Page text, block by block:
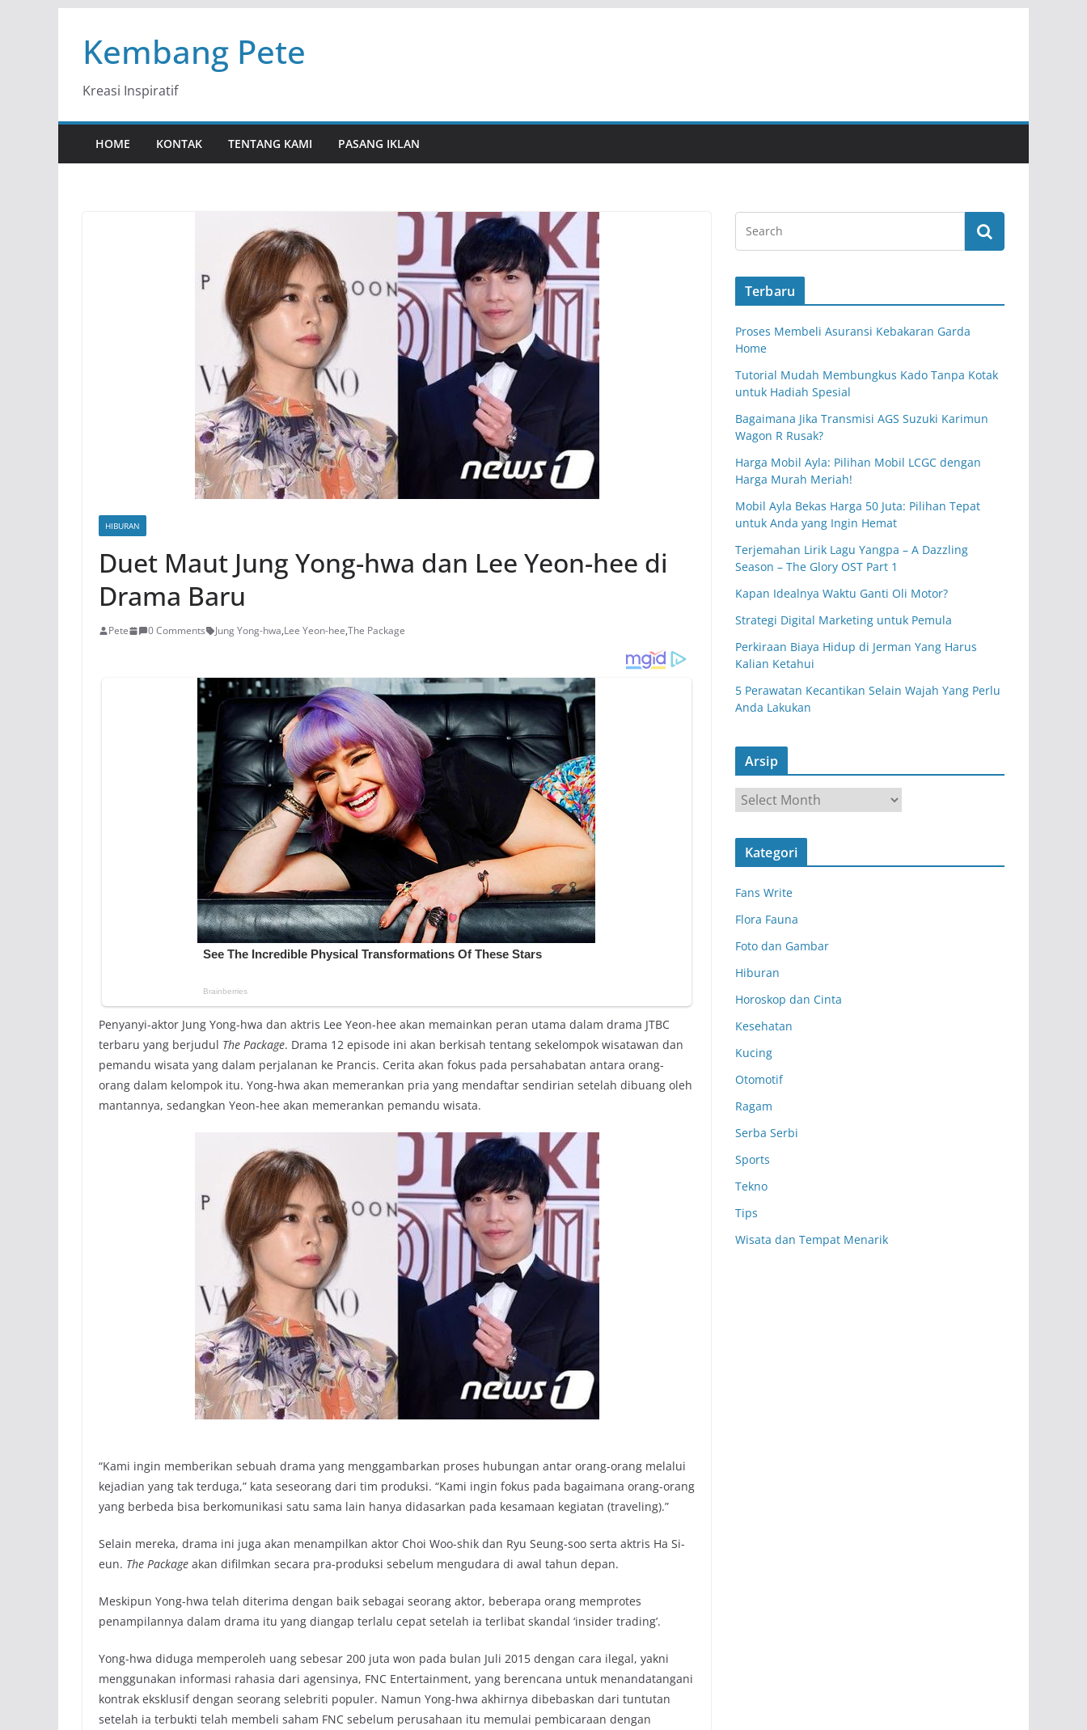
contentKembang Pete
Kreasi Inspiratif
HOME KONTAK TENTANG KAMI PASANG IKLAN
HIBURAN
Duet Maut Jung Yong-hwa dan Lee Yeon-hee di
Drama Baru
Pete 0 Comments Jung Yong-hwa,Lee Yeon-hee,The Package
Penyanyi-aktor Jung Yong-hwa dan aktris Lee Yeon-hee akan memainkan peran utama dalam drama JTBC
terbaru yang berjudul The Package. Drama 12 episode ini akan berkisah tentang sekelompok wisatawan dan
pemandu wisata yang dalam perjalanan ke Prancis. Cerita akan fokus pada persahabatan antara orang-
orang dalam kelompok itu. Yong-hwa akan memerankan pria yang mendaftar sendirian setelah dibuang oleh
mantannya, sedangkan Yeon-hee akan memerankan pemandu wisata.
“Kami ingin memberikan sebuah drama yang menggambarkan proses hubungan antar orang-orang melalui
kejadian yang tak terduga,” kata seseorang dari tim produksi. “Kami ingin fokus pada bagaimana orang-orang
yang berbeda bisa berkomunikasi satu sama lain hanya didasarkan pada kesamaan kegiatan (traveling).”
Selain mereka, drama ini juga akan menampilkan aktor Choi Woo-shik dan Ryu Seung-soo serta aktris Ha Si-
eun. The Package akan difilmkan secara pra-produksi sebelum mengudara di awal tahun depan.
Meskipun Yong-hwa telah diterima dengan baik sebagai seorang aktor, beberapa orang memprotes
penampilannya dalam drama itu yang diangap terlalu cepat setelah ia terlibat skandal ‘insider trading’.
Yong-hwa diduga memperoleh uang sebesar 200 juta won pada bulan Juli 2015 dengan cara ilegal, yakni
menggunakan informasi rahasia dari agensinya, FNC Entertainment, yang berencana untuk menandatangani
kontrak eksklusif dengan seorang selebriti populer. Namun Yong-hwa akhirnya dibebaskan dari tuntutan
setelah ia terbukti telah membeli saham FNC sebelum perusahaan itu memulai pembicaraan dengan
Terbaru
Proses Membeli Asuransi Kebakaran Garda
Home
Tutorial Mudah Membungkus Kado Tanpa Kotak
untuk Hadiah Spesial
Bagaimana Jika Transmisi AGS Suzuki Karimun
Wagon R Rusak?
Harga Mobil Ayla: Pilihan Mobil LCGC dengan
Harga Murah Meriah!
Mobil Ayla Bekas Harga 50 Juta: Pilihan Tepat
untuk Anda yang Ingin Hemat
Terjemahan Lirik Lagu Yangpa – A Dazzling
Season – The Glory OST Part 1
Kapan Idealnya Waktu Ganti Oli Motor?
Strategi Digital Marketing untuk Pemula
Perkiraan Biaya Hidup di Jerman Yang Harus
Kalian Ketahui
5 Perawatan Kecantikan Selain Wajah Yang Perlu
Anda Lakukan
Arsip
r
s
Kategori
Fans Write
Flora Fauna
Foto dan Gambar
Hiburan
Horoskop dan Cinta
Kesehatan
Kucing
Otomotif
Ragam
Serba Serbi
Sports
Tekno
Tips
Wisata dan Tempat Menarik